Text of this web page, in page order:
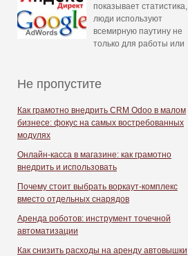
показывает статистика,
люди используют
всемирную паутину не
только для работы или
Не пропустите
Как грамотно внедрить CRM Odoo в малом
бизнесе: фокус на самых востребованных
модулях
Онлайн-касса в магазине: как грамотно
внедрить и использовать
Почему стоит выбрать воркаут-комплекс
вместо отдельных снарядов
Аренда роботов: инструмент точечной
автоматизации
Как снизить расходы на аренду автовышки